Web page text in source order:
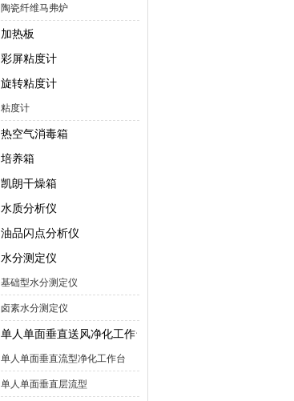
陶瓷纤维马弗炉
加热板
彩屏粘度计
旋转粘度计
粘度计
热空气消毒箱
培养箱
凯朗干燥箱
水质分析仪
油品闪点分析仪
水分测定仪
基础型水分测定仪
卤素水分测定仪
单人单面垂直送风净化工作台
单人单面垂直流型净化工作台
单人单面垂直层流型